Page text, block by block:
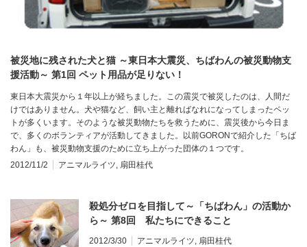
被災地に残された犬と猫 ～東日本大震災、ちばわんの被災動物支
援活動～ 第1回 ペット用品が足りない！
東日本大震災から１年以上が経ちました。この震災で被災したのは、人間だ
けではありません。犬や猫など、飼い主と離ればなれになってしまったペッ
トが多くいます。そのような被災動物たちを救うために、震災後から今日ま
で、多くのボランティアが活動してきました。以前GORONで紹介した「ちば
わん」も、被災動物支援のために立ち上がった団体の１つです。
2012/11/2
アニマルライツ, 扇田桂代
殺処分ゼロを目指して～「ちばわん」の活動か
ら～ 第8回 私たちにできること
2012/3/30 アニマルライツ, 扇田桂代